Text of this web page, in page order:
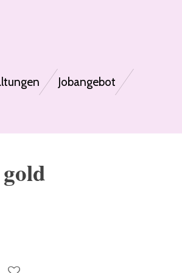
Jobangebot